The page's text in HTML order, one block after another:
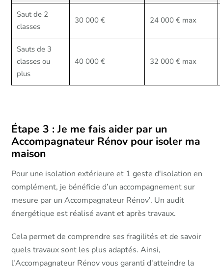
Saut de 2
classes
30 000 € 24 000 € max
Sauts de 3
classes ou
plus
40 000 € 32 000 € max
Étape 3 : Je me fais aider par un
Accompagnateur Rénov pour isoler ma
maison
Pour une isolation extérieure et 1 geste d'isolation en
complément, je bénéficie d’un accompagnement sur
mesure par un Accompagnateur Rénov’. Un audit
énergétique est réalisé avant et après travaux.
Cela permet de comprendre ses fragilités et de savoir
quels travaux sont les plus adaptés. Ainsi,
l'Accompagnateur Rénov vous garanti d'atteindre la